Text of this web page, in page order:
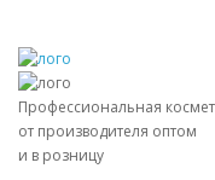
Профессиональная
от производителя оптом
и в розницу